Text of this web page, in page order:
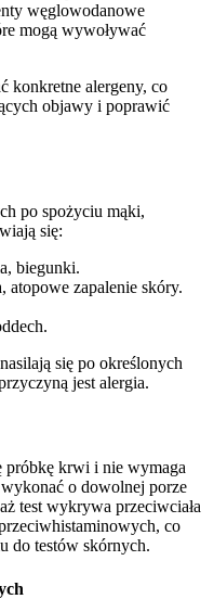
węglowodanowe
mogą wywoływać
konkretne alergeny, co
objawy i poprawić
po spożyciu mąki,
się:
biegunki.
atopowe zapalenie skóry.
się po określonych
jest alergia.
próbkę krwi i nie wymaga
o dowolnej porze
test wykrywa przeciwciała
co
do testów skórnych.